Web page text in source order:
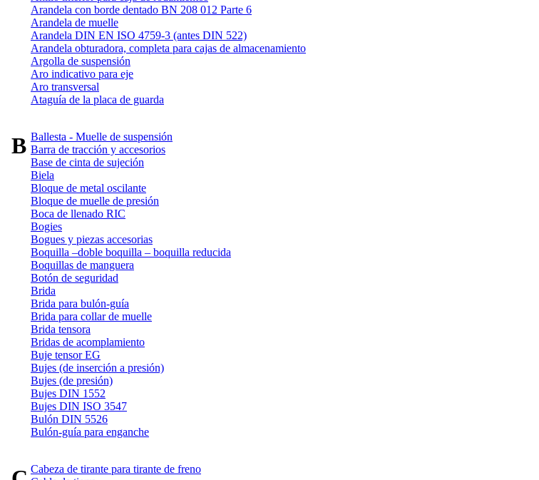
Arandela con borde dentado BN 208 012 Parte 6
Arandela de muelle
Arandela DIN EN ISO 4759-3 (antes DIN 522)
Arandela obturadora, completa para cajas de almacenamiento
Argolla de suspensión
Aro indicativo para eje
Aro transversal
Ataguía de la placa de guarda
BBallesta - Muelle de suspensión
Barra de tracción y accesorios
Base de cinta de sujeción
Biela
Bloque de metal oscilante
Bloque de muelle de presión
Boca de llenado RIC
Bogies
Bogues y piezas accesorias
Boquilla –doble boquilla – boquilla reducida
Boquillas de manguera
Botón de seguridad
Brida
Brida para bulón-guía
Brida para collar de muelle
Brida tensora
Bridas de acomplamiento
Buje tensor EG
Bujes (de inserción a presión)
Bujes (de presión)
Bujes DIN 1552
Bujes DIN ISO 3547
Bulón DIN 5526
Bulón-guía para enganche
Cabeza de tirante para tirante de freno